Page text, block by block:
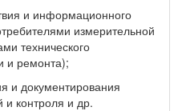
и информационного
измерительной
технического
и ремонта);
и документирования
и контроля и др.